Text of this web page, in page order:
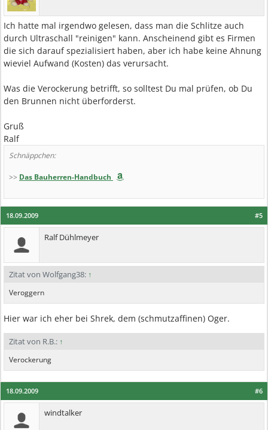
Ich hatte mal irgendwo gelesen, dass man die Schlitze auch
durch Ultraschall "reinigen" kann. Anscheinend gibt es Firmen
die sich darauf spezialisiert haben, aber ich habe keine Ahnung
wieviel Aufwand (Kosten) das verursacht.
Was die Verockerung betrifft, so solltest Du mal prüfen, ob Du
den Brunnen nicht überforderst.
Gruß
Ralf
Schnäppchen:
>> Das Bauherren-Handbuch
#5
18.09.2009
Ralf Dühlmeyer
Zitat von Wolfgang38: ↑
Veroggern
Hier war ich eher bei Shrek, dem (schmutzaffinen) Oger.
Zitat von R.B.: ↑
Verockerung
#6
18.09.2009
windtalker